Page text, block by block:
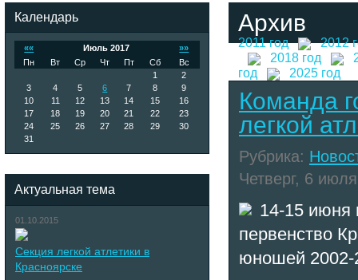
Календарь
«« Июль 2017
»»
Пн
Вт Ср Чт Пт Сб
Вс
1
2
3
4 5 6 7 8
9
10
11 12 13 14 15
16
17
18 19 20 21 22
23
24
25 26 27 28 29
30
31
Актуальная тема
01.10.2015
Секция легкой атлетики в
Красноярске
Архив
2011 год
2012
2018 год
год
2025 год
Команда
легкой
Рубрика:
Четверг, 6
14-15 июня
первенство
юношей 2002-